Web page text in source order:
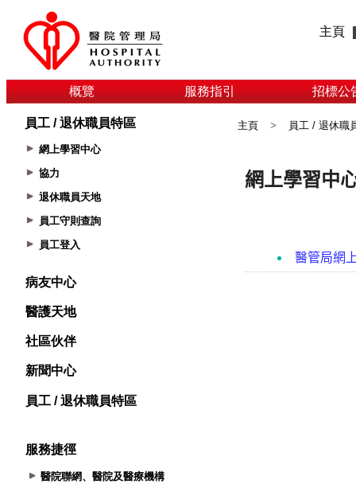
主頁
概覽 服務指引 招標公
員工 / 退休職員特區
網上學習中心
協力
退休職員天地
員工守則查詢
員工登入
病友中心
醫護天地
社區伙伴
新聞中心
員工 / 退休職員特區
服務捷徑
醫院聯網、醫院及醫療機構
主頁 > 員工 / 退休職